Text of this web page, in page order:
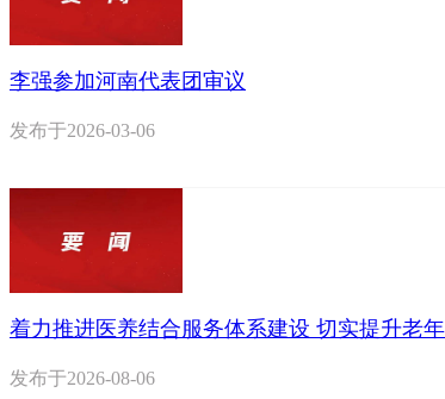
李强参加河南代表团审议
发布于2026-03-06
着力推进医养结合服务体系建设 切实提升老
发布于2026-08-06